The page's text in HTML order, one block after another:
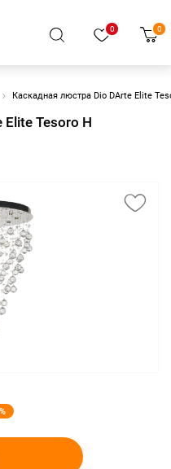
0 0
Каскадная люстра Dio DArte Elite
Tesoro H